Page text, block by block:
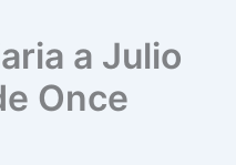
a Julio
Once